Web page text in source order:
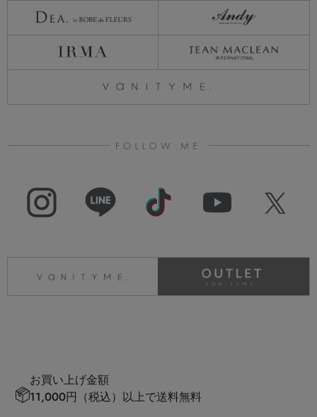
お買い上げ金額
11,000円（税込）以上で送料無料